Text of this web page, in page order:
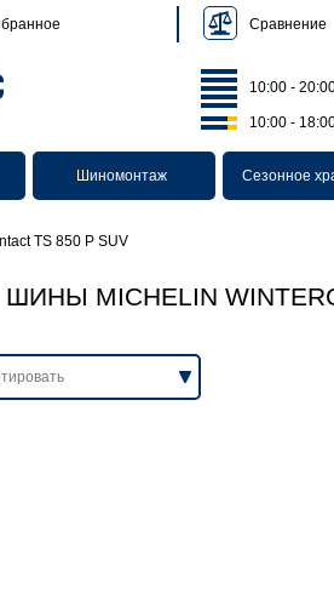
Сравнение
10:00 -
10:00 -
Шиномонтаж Сезонное
TS 850 P SUV
ШИНЫ MICHELIN